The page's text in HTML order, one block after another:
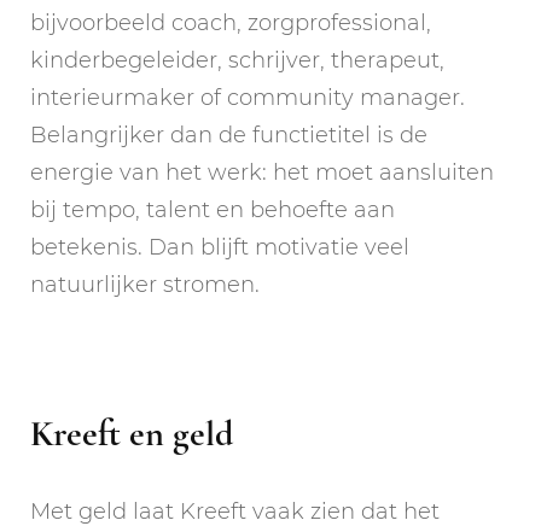
bijvoorbeeld coach, zorgprofessional,
kinderbegeleider, schrijver, therapeut,
interieurmaker of community manager.
Belangrijker dan de functietitel is de
energie van het werk: het moet aansluiten
bij tempo, talent en behoefte aan
betekenis. Dan blijft motivatie veel
natuurlijker stromen.
Kreeft en geld
Met geld laat Kreeft vaak zien dat het